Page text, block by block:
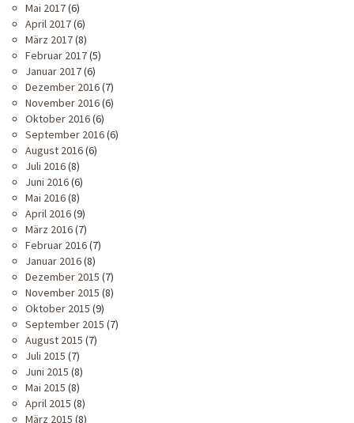
Mai 2017(6)
April 2017(6)
März 2017(8)
Februar 2017(5)
Januar 2017(6)
Dezember 2016(7)
November 2016(6)
Oktober 2016(6)
September 2016(6)
August 2016(6)
Juli 2016(8)
Juni 2016(6)
Mai 2016(8)
April 2016(9)
März 2016(7)
Februar 2016(7)
Januar 2016(8)
Dezember 2015 (7)
November 2015 (8)
Oktober 2015 (9)
September 2015 (7)
August 2015 (7)
Juli 2015 (7)
Juni 2015 (8)
Mai 2015 (8)
April 2015 (8)
März 2015 (8)